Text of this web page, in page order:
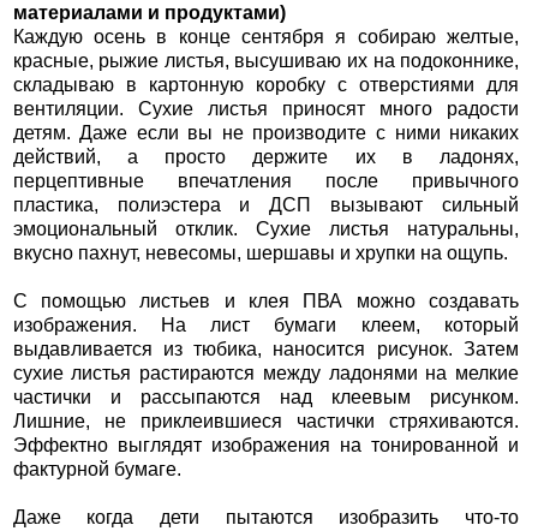
материалами и продуктами)
Каждую осень в конце сентября я собираю желтые,
красные, рыжие листья, высушиваю их на подоконнике,
складываю в картонную коробку с отверстиями для
вентиляции. Сухие листья приносят много радости
детям. Даже если вы не производите с ними никаких
действий, а просто держите их в ладонях,
перцептивные впечатления после привычного
пластика, полиэстера и ДСП вызывают сильный
эмоциональный отклик. Сухие листья натуральны,
вкусно пахнут, невесомы, шершавы и хрупки на ощупь.
С помощью листьев и клея ПВА можно создавать
изображения. На лист бумаги клеем, который
выдавливается из тюбика, наносится рисунок. Затем
сухие листья растираются между ладонями на мелкие
частички и рассыпаются над клеевым рисунком.
Лишние, не приклеившиеся частички стряхиваются.
Эффектно выглядят изображения на тонированной и
фактурной бумаге.
Даже когда дети пытаются изобразить что-то